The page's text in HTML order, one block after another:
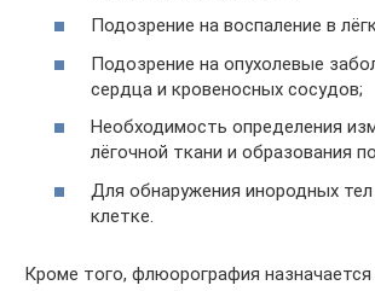
Подозрение на воспаление в
Подозрение на опухолевые
сердца и кровеносных сосудов;
Необходимость определения
лёгочной ткани и образования
Для обнаружения инородных тел
клетке.
Кроме того, флюорография